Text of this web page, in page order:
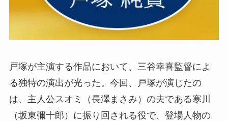
戸塚が主演する作品において、三谷幸喜監督によ
る独特の演出が光った。今回、戸塚が演じたの
は、主人公スオミ（長澤まさみ）の夫である寒川
（坂東彌十郎）に振り回される役で、登場人物の